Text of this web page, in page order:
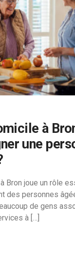
à
une
Bron joue un rôle
des personnes
de gens
à […]